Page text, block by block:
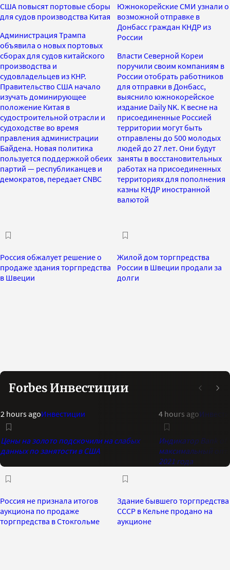
США повысят портовые сборы
для судов производства Китая
Администрация Трампа
объявила о новых портовых
сборах для судов китайского
производства и
судовладельцев из КНР.
Правительство США начало
изучать доминирующее
положение Китая в
судостроительной отрасли и
судоходстве во время
правления администрации
Байдена. Новая политика
пользуется поддержкой обеих
партий — республиканцев и
демократов, передает CNBC
Южнокорейские СМИ узнали о
возможной отправке в
Донбасс граждан КНДР из
России
Власти Северной Кореи
поручили своим компаниям в
России отобрать работников
для отправки в Донбасс,
выяснило южнокорейское
издание Daily NK. К весне на
присоединенные Россией
территории могут быть
отправлены до 500 молодых
людей до 27 лет. Они будут
заняты в восстановительных
работах на присоединенных
территориях для пополнения
казны КНДР иностранной
валютой
Россия обжалует решение о
продаже здания торгпредства
в Швеции
Жилой дом торгпредства
России в Швеции продали за
долги
Forbes Инвестиции
2 hours agoИнвестиции
Цены на золото подскочили на слабых
данных по занятости в США
4 hours ago
Индикатор Bank of
максимальный
2021 года
Россия не признала итогов
аукциона по продаже
торгпредства в Стокгольме
Здание бывшего торгпредства
СССР в Кельне продано на
аукционе